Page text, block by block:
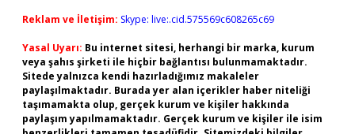
Reklam ve İletişim: Skype: live:.cid.575569c608265c69
Yasal Uyarı: Bu internet sitesi, herhangi bir marka, kurum
veya şahıs şirketi ile hiçbir bağlantısı bulunmamaktadır.
Sitede yalnızca kendi hazırladığımız makaleler
paylaşılmaktadır. Burada yer alan içerikler haber niteliği
taşımamakta olup, gerçek kurum ve kişiler hakkında
paylaşım yapılmamaktadır. Gerçek kurum ve kişiler ile isim